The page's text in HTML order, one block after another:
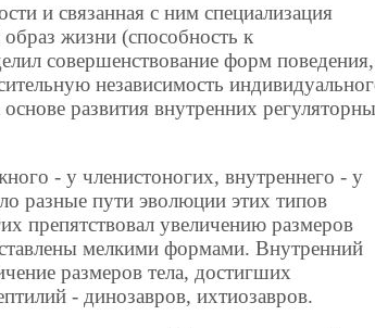
и связанная с ним специализация
жизни (способность к
совершенствование форм поведения,
независимость
развития внутренних
- у членистоногих, внутреннего - у
разные пути эволюции этих типов
препятствовал увеличению размеров
мелкими формами. Внутренний
размеров тела, достигших
- динозавров, ихтиозавров.